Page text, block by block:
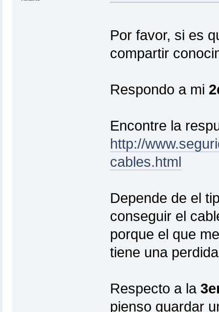
Por favor, si es
compartir
Respondo a mi
Encontre la
http://
cables.html
Depende de el
conseguir el
porque el que
tiene una
Respecto a la
pienso guardar